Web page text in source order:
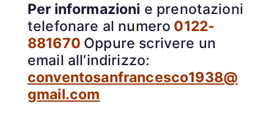
Per informazioni e prenotazioni
telefonare al numero 0122-
881670 Oppure scrivere un
email all’indirizzo:
conventosanfrancesco1938@
gmail.com